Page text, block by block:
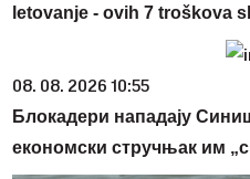
letovanje - ovih 7 troškova
08. 08. 2026 10:55
Блокадери нападају
економски стручњак им